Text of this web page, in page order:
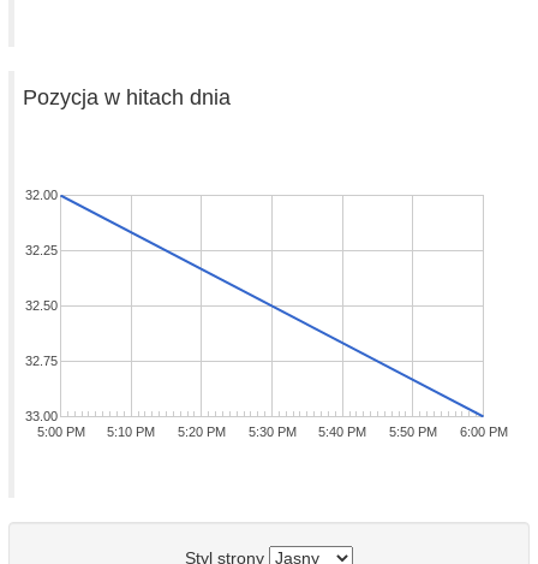
Pozycja w hitach dnia
5:00 PM 5:10 PM 5:20 PM 5:30 PM 5:40 PM 5:50 PM 6:00 PM
32.00
32.25
32.50
32.75
33.00
Styl strony